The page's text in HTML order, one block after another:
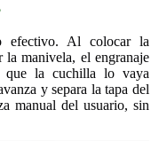
efectivo. Al colocar la
manivela, el engranaje
que la cuchilla lo vaya
y separa la tapa del
manual del usuario, sin